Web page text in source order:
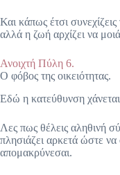
Και κάπως έτσι
αλλά η ζωή αρχίζει να
Ανοιχτή Πύλη 6.
Ο φόβος της οικειότητας.
Εδώ η κατεύθυνση
Λες πως θέλεις αληθινή
πλησιάζει αρκετά ώστε να
απομακρύνεσαι.